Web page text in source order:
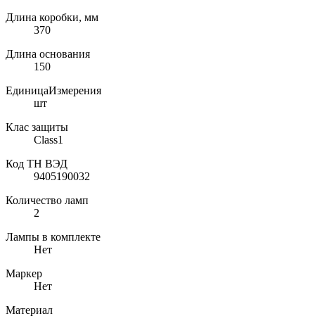
Длина коробки, мм
370
Длина основания
150
ЕдиницаИзмерения
шт
Клас защиты
Class1
Код ТН ВЭД
9405190032
Количество ламп
2
Лампы в комплекте
Нет
Маркер
Нет
Материал